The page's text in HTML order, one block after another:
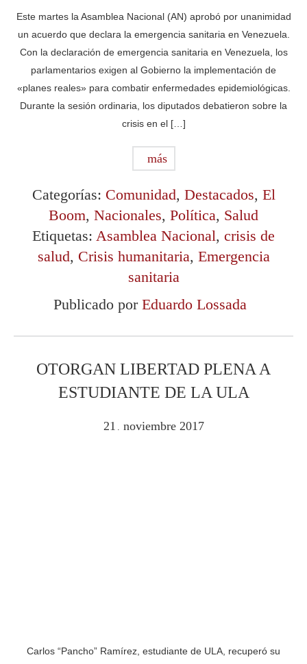
Este martes la Asamblea Nacional (AN) aprobó por unanimidad
un acuerdo que declara la emergencia sanitaria en Venezuela.
Con la declaración de emergencia sanitaria en Venezuela, los
parlamentarios exigen al Gobierno la implementación de
«planes reales» para combatir enfermedades epidemiológicas.
Durante la sesión ordinaria, los diputados debatieron sobre la
crisis en el […]
más
Categorías: Comunidad, Destacados, El
Boom, Nacionales, Política, Salud
Etiquetas: Asamblea Nacional, crisis de
salud, Crisis humanitaria, Emergencia
sanitaria
Publicado por Eduardo Lossada
OTORGAN LIBERTAD PLENA A
ESTUDIANTE DE LA ULA
21 noviembre 2017
Carlos “Pancho” Ramírez, estudiante de ULA, recuperó su